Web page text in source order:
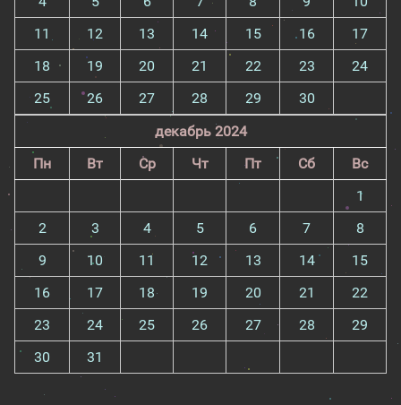
11
12 13 14 15 16
17
18
19 20 21 22 23
24
25
26 27 28 29
30
декабрь 2024
Пн
Вт Ср Чт Пт Сб
Вс
1
2
3 4 5 6 7
8
9
10 11 12 13 14
15
16
17 18 19 20 21
22
23
24 25 26 27 28
29
30
31